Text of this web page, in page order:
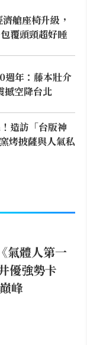
艙座椅升級，
覆頭頸超好睡
週年：藤本壯介
撼空降台北
造訪「台版神
烤披薩與人氣私
氣體人第一
優強勢卡
峰